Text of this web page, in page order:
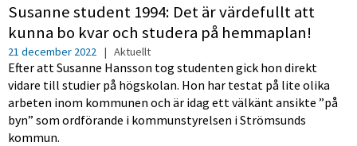
Susanne student 1994: Det är värdefullt att
kunna bo kvar och studera på hemmaplan!
21 december 2022 | Aktuellt
Efter att Susanne Hansson tog studenten gick hon direkt
vidare till studier på högskolan. Hon har testat på lite olika
arbeten inom kommunen och är idag ett välkänt ansikte ”på
byn” som ordförande i kommunstyrelsen i Strömsunds
kommun.